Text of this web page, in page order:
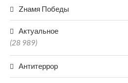
Zнамя Победы
Актуальное
(28 989)
Антитеррор